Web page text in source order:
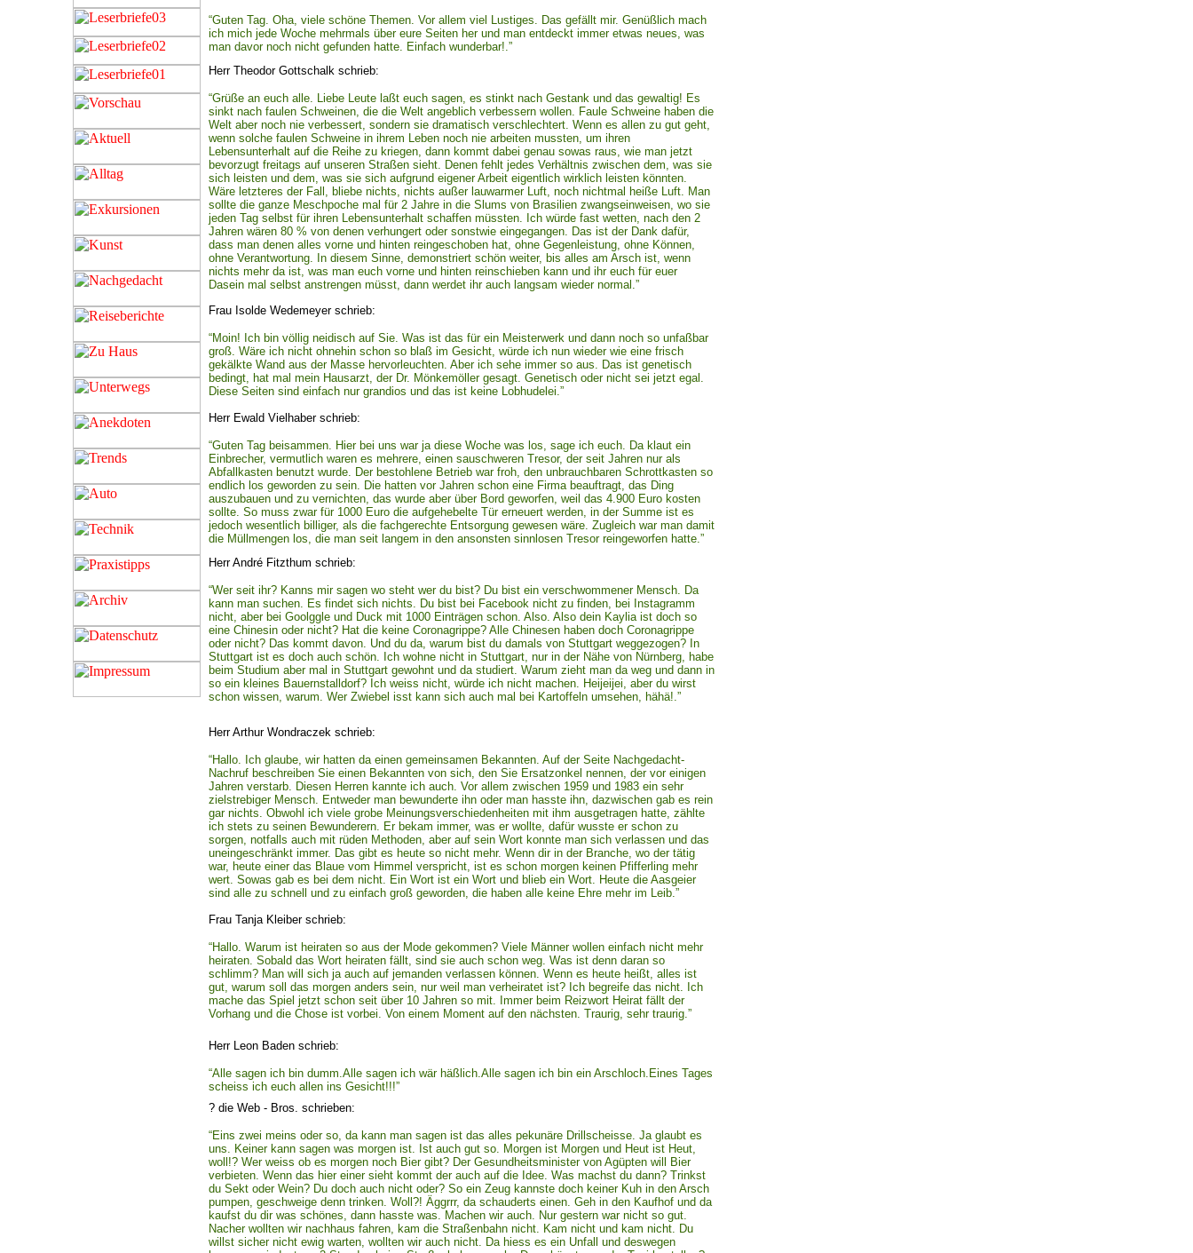
“Guten Tag. Oha, viele schöne Themen. Vor allem viel Lustiges. Das gefällt mir. Genüßlich mach
ich mich jede Woche mehrmals über eure Seiten her und man entdeckt immer etwas neues, was
man davor noch nicht gefunden hatte. Einfach wunderbar!.”
Herr Theodor Gottschalk schrieb:
“Grüße an euch alle. Liebe Leute laßt euch sagen, es stinkt nach Gestank und das gewaltig! Es
sinkt nach faulen Schweinen, die die Welt angeblich verbessern wollen. Faule Schweine haben die
Welt aber noch nie verbessert, sondern sie dramatisch verschlechtert. Wenn es allen zu gut geht,
wenn solche faulen Schweine in ihrem Leben noch nie arbeiten mussten, um ihren
Lebensunterhalt auf die Reihe zu kriegen, dann kommt dabei genau sowas raus, wie man jetzt
bevorzugt freitags auf unseren Straßen sieht. Denen fehlt jedes Verhältnis zwischen dem, was sie
sich leisten und dem, was sie sich aufgrund eigener Arbeit eigentlich wirklich leisten könnten.
Wäre letzteres der Fall, bliebe nichts, nichts außer lauwarmer Luft, noch nichtmal heiße Luft. Man
sollte die ganze Meschpoche mal für 2 Jahre in die Slums von Brasilien zwangseinweisen, wo sie
jeden Tag selbst für ihren Lebensunterhalt schaffen müssten. Ich würde fast wetten, nach den 2
Jahren wären 80 % von denen verhungert oder sonstwie eingegangen. Das ist der Dank dafür,
dass man denen alles vorne und hinten reingeschoben hat, ohne Gegenleistung, ohne Können,
ohne Verantwortung. In diesem Sinne, demonstriert schön weiter, bis alles am Arsch ist, wenn
nichts mehr da ist, was man euch vorne und hinten reinschieben kann und ihr euch für euer
Dasein mal selbst anstrengen müsst, dann werdet ihr auch langsam wieder normal.”
Frau Isolde Wedemeyer schrieb:
“Moin! Ich bin völlig neidisch auf Sie. Was ist das für ein Meisterwerk und dann noch so unfaßbar
groß. Wäre ich nicht ohnehin schon so blaß im Gesicht, würde ich nun wieder wie eine frisch
gekälkte Wand aus der Masse hervorleuchten. Aber ich sehe immer so aus. Das ist genetisch
bedingt, hat mal mein Hausarzt, der Dr. Mönkemöller gesagt. Genetisch oder nicht sei jetzt egal.
Diese Seiten sind einfach nur grandios und das ist keine Lobhudelei.”
Herr Ewald Vielhaber schrieb:
“Guten Tag beisammen. Hier bei uns war ja diese Woche was los, sage ich euch. Da klaut ein
Einbrecher, vermutlich waren es mehrere, einen sauschweren Tresor, der seit Jahren nur als
Abfallkasten benutzt wurde. Der bestohlene Betrieb war froh, den unbrauchbaren Schrottkasten so
endlich los geworden zu sein. Die hatten vor Jahren schon eine Firma beauftragt, das Ding
auszubauen und zu vernichten, das wurde aber über Bord geworfen, weil das 4.900 Euro kosten
sollte. So muss zwar für 1000 Euro die aufgehebelte Tür erneuert werden, in der Summe ist es
jedoch wesentlich billiger, als die fachgerechte Entsorgung gewesen wäre. Zugleich war man damit
die Müllmengen los, die man seit langem in den ansonsten sinnlosen Tresor reingeworfen hatte.”
Herr André Fitzthum schrieb:
“Wer seit ihr? Kanns mir sagen wo steht wer du bist? Du bist ein verschwommener Mensch. Da
kann man suchen. Es findet sich nichts. Du bist bei Facebook nicht zu finden, bei Instagramm
nicht, aber bei Goolggle und Duck mit 1000 Einträgen schon. Also. Also dein Kaylia ist doch so
eine Chinesin oder nicht? Hat die keine Coronagrippe? Alle Chinesen haben doch Coronagrippe
oder nicht? Das kommt davon. Und du da, warum bist du damals von Stuttgart weggezogen? In
Stuttgart ist es doch auch schön. Ich wohne nicht in Stuttgart, nur in der Nähe von Nürnberg, habe
beim Studium aber mal in Stuttgart gewohnt und da studiert. Warum zieht man da weg und dann in
so ein kleines Bauernstalldorf? Ich weiss nicht, würde ich nicht machen. Heijeijei, aber du wirst
schon wissen, warum. Wer Zwiebel isst kann sich auch mal bei Kartoffeln umsehen, hähä!.”
Herr Arthur Wondraczek schrieb:
“Hallo. Ich glaube, wir hatten da einen gemeinsamen Bekannten. Auf der Seite Nachgedacht-
Nachruf beschreiben Sie einen Bekannten von sich, den Sie Ersatzonkel nennen, der vor einigen
Jahren verstarb. Diesen Herren kannte ich auch. Vor allem zwischen 1959 und 1983 ein sehr
zielstrebiger Mensch. Entweder man bewunderte ihn oder man hasste ihn, dazwischen gab es rein
gar nichts. Obwohl ich viele grobe Meinungsverschiedenheiten mit ihm ausgetragen hatte, zählte
ich stets zu seinen Bewunderern. Er bekam immer, was er wollte, dafür wusste er schon zu
sorgen, notfalls auch mit rüden Methoden, aber auf sein Wort konnte man sich verlassen und das
uneingeschränkt immer. Das gibt es heute so nicht mehr. Wenn dir in der Branche, wo der tätig
war, heute einer das Blaue vom Himmel verspricht, ist es schon morgen keinen Pfifferling mehr
wert. Sowas gab es bei dem nicht. Ein Wort ist ein Wort und blieb ein Wort. Heute die Aasgeier
sind alle zu schnell und zu einfach groß geworden, die haben alle keine Ehre mehr im Leib.”
Frau Tanja Kleiber schrieb:
“Hallo. Warum ist heiraten so aus der Mode gekommen? Viele Männer wollen einfach nicht mehr
heiraten. Sobald das Wort heiraten fällt, sind sie auch schon weg. Was ist denn daran so
schlimm? Man will sich ja auch auf jemanden verlassen können. Wenn es heute heißt, alles ist
gut, warum soll das morgen anders sein, nur weil man verheiratet ist? Ich begreife das nicht. Ich
mache das Spiel jetzt schon seit über 10 Jahren so mit. Immer beim Reizwort Heirat fällt der
Vorhang und die Chose ist vorbei. Von einem Moment auf den nächsten. Traurig, sehr traurig.”
Herr Leon Baden schrieb:
“Alle sagen ich bin dumm.Alle sagen ich wär häßlich.Alle sagen ich bin ein Arschloch.Eines Tages
scheiss ich euch allen ins Gesicht!!!”
? die Web - Bros. schrieben:
“Eins zwei meins oder so, da kann man sagen ist das alles pekunäre Drillscheisse. Ja glaubt es
uns. Keiner kann sagen was morgen ist. Ist auch gut so. Morgen ist Morgen und Heut ist Heut,
woll!? Wer weiss ob es morgen noch Bier gibt? Der Gesundheitsminister von Agüpten will Bier
verbieten. Wenn das hier einer sieht kommt der auch auf die Idee. Was machst du dann? Trinkst
du Sekt oder Wein? Du doch auch nicht oder? So ein Zeug kannste doch keiner Kuh in den Arsch
pumpen, geschweige denn trinken. Woll?! Äggrrr, da schauderts einen. Geh in den Kaufhof und da
kaufst du dir was schönes, dann hasste was. Machen wir auch. Nur gestern war nicht so gut.
Nacher wollten wir nachhaus fahren, kam die Straßenbahn nicht. Kam nicht und kam nicht. Du
willst sicher nicht ewig warten, wollten wir auch nicht. Da hiess es ein Unfall und deswegen